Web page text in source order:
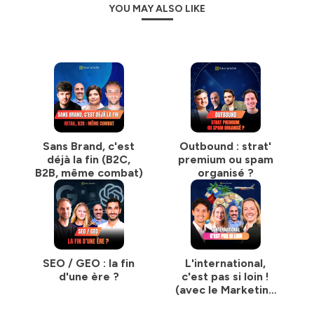
YOU MAY ALSO LIKE
Sans Brand, c'est
déjà la fin (B2C,
B2B, même combat)
Outbound : strat'
premium ou spam
organisé ?
SEO / GEO : la fin
d'une ère ?
L'international,
c'est pas si loin !
(avec le Marketing